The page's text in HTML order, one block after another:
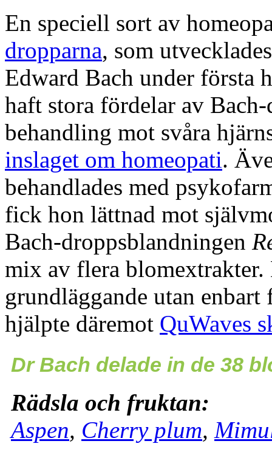
En speciell sort av
dropparna, som
Edward Bach under första
haft stora fördelar av
behandling mot svåra
inslaget om homeopati.
behandlades med
fick hon lättnad mot
Bach-droppsblandningen
mix av flera
grundläggande utan
hjälpte däremot QuWaves
Dr Bach delade in de 38
Rädsla och fruktan:
Aspen, Cherry plum,